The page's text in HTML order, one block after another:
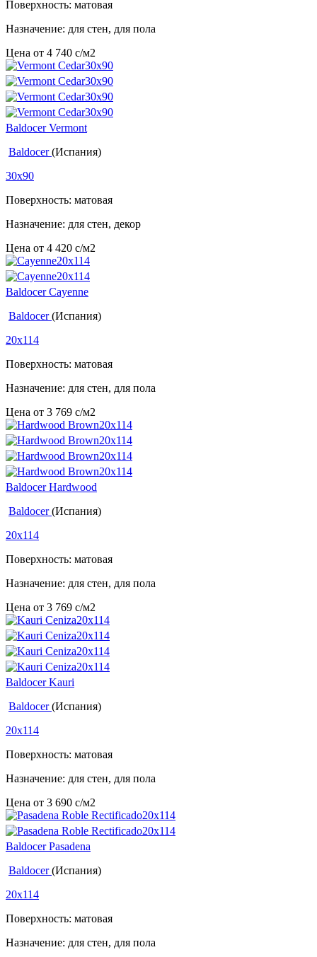
Поверхность: матовая
Назначение: для стен, для пола
Цена от 4 740 c/м2
Baldocer Vermont
Baldocer(Испания)
30x90
Поверхность: матовая
Назначение: для стен, декор
Цена от 4 420 c/м2
Baldocer Cayenne
Baldocer(Испания)
20x114
Поверхность: матовая
Назначение: для стен, для пола
Цена от 3 769 c/м2
Baldocer Hardwood
Baldocer(Испания)
20x114
Поверхность: матовая
Назначение: для стен, для пола
Цена от 3 769 c/м2
Baldocer Kauri
Baldocer(Испания)
20x114
Поверхность: матовая
Назначение: для стен, для пола
Цена от 3 690 c/м2
Baldocer Pasadena
Baldocer(Испания)
20x114
Поверхность: матовая
Назначение: для стен, для пола